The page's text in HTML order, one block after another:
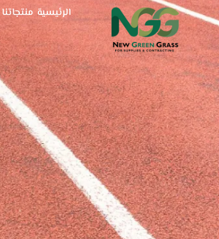
تخطي
إلى
المحتوى
الرئيسية منتجاتنا